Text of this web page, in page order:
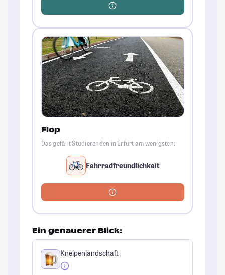
Flop
Das gefällt Studierenden in Erfurt am wenigsten:
Fahrradfreundlichkeit
Ein genauerer Blick:
Kneipenlandschaft